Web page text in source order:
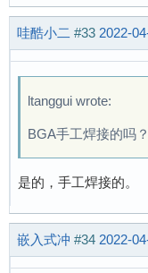
哇酷小二 #33 2022-
ltanggui wrote:
BGA手工焊接的吗？
是的，手工焊接的。
嵌入式冲 #34 2022-